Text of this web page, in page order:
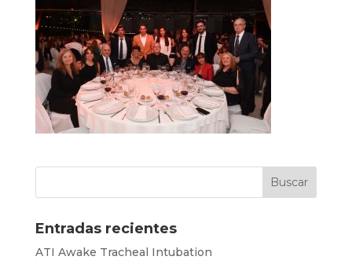
Entradas recientes
ATI Awake Tracheal Intubation